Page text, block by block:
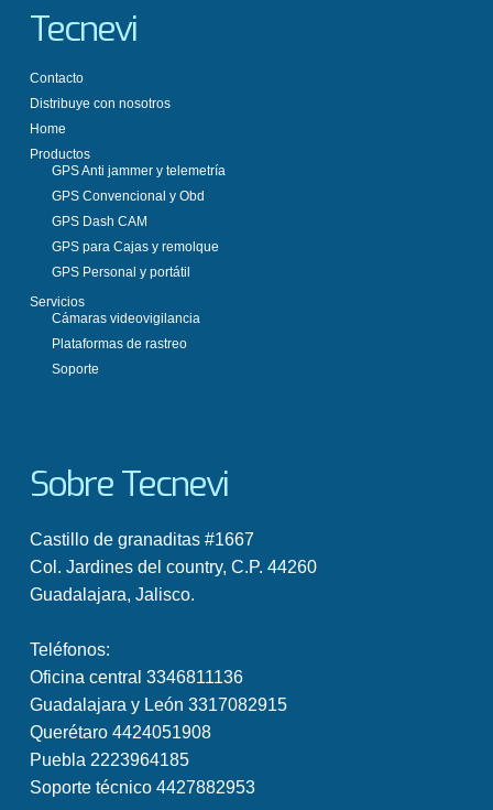
Tecnevi
Contacto
Distribuye con nosotros
Home
Productos
GPS Anti jammer y telemetría
GPS Convencional y Obd
GPS Dash CAM
GPS para Cajas y remolque
GPS Personal y portátil
Servicios
Cámaras videovigilancia
Plataformas de rastreo
Soporte
Sobre Tecnevi
Castillo de granaditas #1667
Col. Jardines del country, C.P. 44260
Guadalajara, Jalisco.
Teléfonos:
Oficina central 3346811136
Guadalajara y León 3317082915
Querétaro 4424051908
Puebla 2223964185
Soporte técnico 4427882953